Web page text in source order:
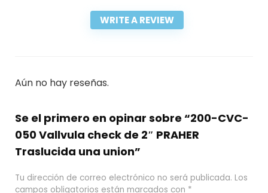
WRITE A REVIEW
Aún no hay reseñas.
Se el primero en opinar sobre “200-CVC-
050 Vallvula check de 2″ PRAHER
Traslucida una union”
Tu dirección de correo electrónico no será publicada. Los
campos obligatorios están marcados con *